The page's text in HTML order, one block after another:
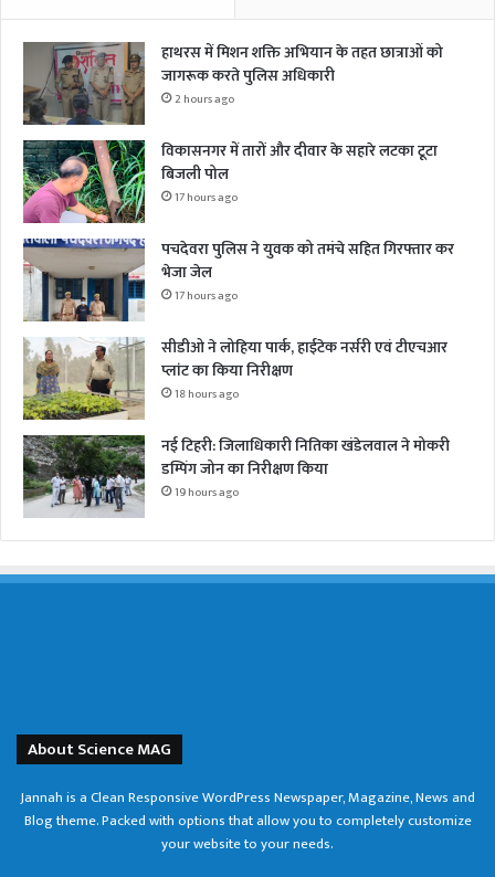
हाथरस में मिशन शक्ति अभियान के तहत छात्राओं को
जागरूक करते पुलिस अधिकारी
2 hours ago
विकासनगर में तारों और दीवार के सहारे लटका टूटा
बिजली पोल
17 hours ago
पचदेवरा पुलिस ने युवक को तमंचे सहित गिरफ्तार कर
भेजा जेल
17 hours ago
सीडीओ ने लोहिया पार्क, हाईटेक नर्सरी एवं टीएचआर
प्लांट का किया निरीक्षण
18 hours ago
नई टिहरी: जिलाधिकारी नितिका खंडेलवाल ने मोकरी
डम्पिंग जोन का निरीक्षण किया
19 hours ago
About Science MAG
Jannah is a Clean Responsive WordPress Newspaper, Magazine, News and
Blog theme. Packed with options that allow you to completely customize
your website to your needs.